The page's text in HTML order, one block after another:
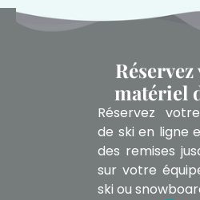
matériel
Réservez
de ski en ligne
des remises
sur votre
ski ou